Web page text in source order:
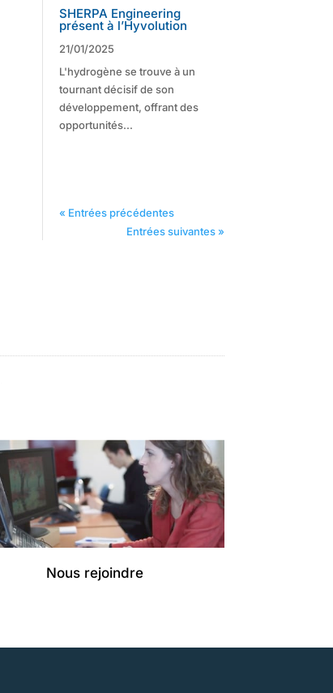
SHERPA Engineering
présent à l’Hyvolution
21/01/2025
L'hydrogène se trouve à un
tournant décisif de son
développement, offrant des
opportunités...
« Entrées précédentes
Entrées suivantes »
Nous rejoindre